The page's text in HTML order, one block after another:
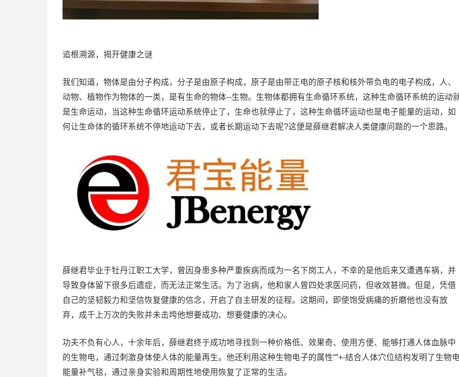
追根溯源，揭开健康之谜
我们知道，物体是由分子构成，分子是由原子构成，原子是由带正电的原子核和核外带负电的电子构成，人、
动物、植物作为物体的一类，是有生命的物体--生物。生物体都拥有生命循环系统，这种生命循环系统的运动
是生命运动，当这种生命循环运动系统停止了，生命也就停止了，这种生命循环运动也是电子能量的运动，如
何让生命体的循环系统不停地运动下去，或者长期运动下去呢?这便是薛继君解决人类健康问题的一个思路。
薛继君毕业于牡丹江职工大学，曾因身患多种严重疾病而成为一名下岗工人，不幸的是他后来又遭遇车祸，并
导致身体留下很多后遗症，而无法正常生活。为了治病，他和家人曾四处求医问药，但收效甚微。但是，凭借
自己的坚韧毅力和坚信恢复健康的信念，开启了自主研发的征程。这期间，即使饱受病痛的折磨他也没有放
弃，成千上万次的失败并未击垮他想要成功、想要健康的决心。
功夫不负有心人，十余年后，薛继君终于成功地寻找到一种价格低、效果奇、使用方便、能够打通人体血脉中
的生物电，通过刺激身体使人体的能量再生。他还利用这种生物电子的属性“”+-结合人体穴位结构发明了生物
能量补气毯，通过亲身实验和周期性地使用恢复了正常的生活。